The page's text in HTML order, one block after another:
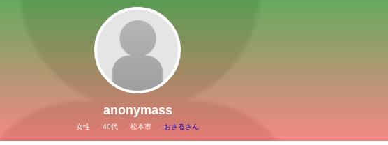
anonymass
女性 40代 松本市 おさるさん